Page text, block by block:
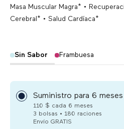
Masa Muscular Magra* •
Cerebral* • Salud Cardíaca*
Sin Sabor Frambuesa
Suministro para 6 meses
110 $
cada 6 meses
3 bolsas • 180 raciones
Envío GRATIS